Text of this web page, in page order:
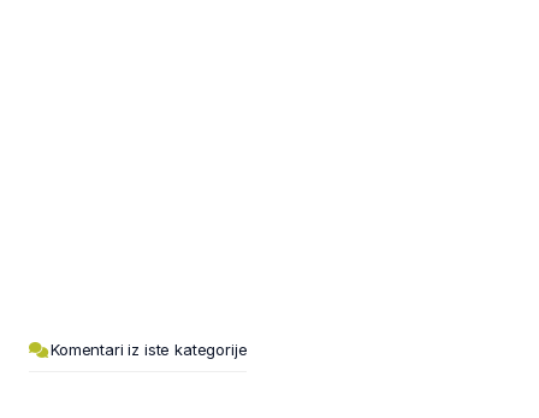
Komentari iz iste kategorije